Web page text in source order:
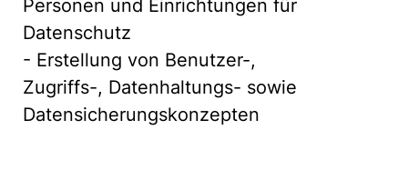
Personen und Einrichtungen für
Datenschutz
- Erstellung von Benutzer-,
Zugriffs-, Datenhaltungs- sowie
Datensicherungskonzepten